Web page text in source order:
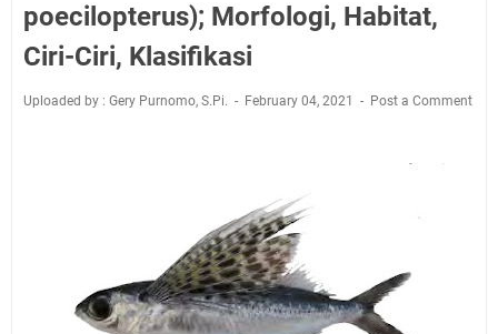
poecilopterus); Morfologi, Habitat,
Ciri-Ciri, Klasifikasi
Uploaded by : Gery Purnomo, S.Pi. February 04, 2021 Post a Comment